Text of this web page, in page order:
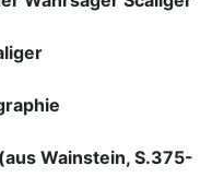
Wainstein, S.375-